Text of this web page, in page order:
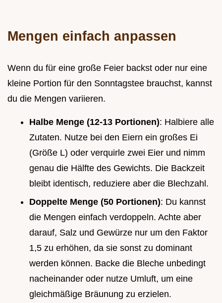
Mengen einfach anpassen
Wenn du für eine große Feier backst oder nur eine
kleine Portion für den Sonntagstee brauchst, kannst
du die Mengen variieren.
Halbe Menge (12-13 Portionen): Halbiere alle
Zutaten. Nutze bei den Eiern ein großes Ei
(Größe L) oder verquirle zwei Eier und nimm
genau die Hälfte des Gewichts. Die Backzeit
bleibt identisch, reduziere aber die Blechzahl.
Doppelte Menge (50 Portionen): Du kannst
die Mengen einfach verdoppeln. Achte aber
darauf, Salz und Gewürze nur um den Faktor
1,5 zu erhöhen, da sie sonst zu dominant
werden können. Backe die Bleche unbedingt
nacheinander oder nutze Umluft, um eine
gleichmäßige Bräunung zu erzielen.